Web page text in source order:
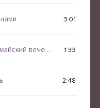
3:01
вечер развеет все следы 1:33
2:48